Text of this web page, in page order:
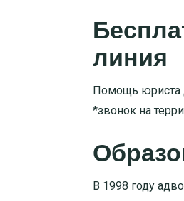
линия
Помощь юриста
*звонок на
В 1998 году